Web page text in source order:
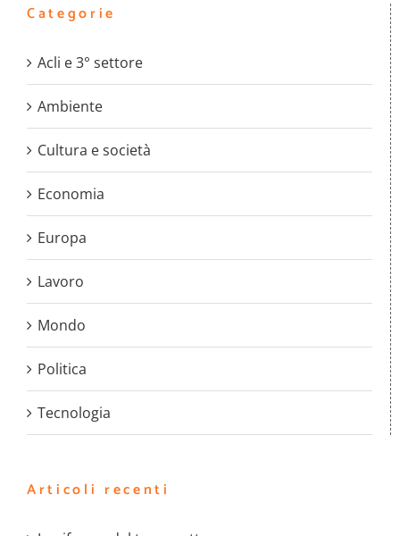
Categorie
Acli e 3° settore
Ambiente
Cultura e società
Economia
Europa
Lavoro
Mondo
Politica
Tecnologia
Articoli recenti